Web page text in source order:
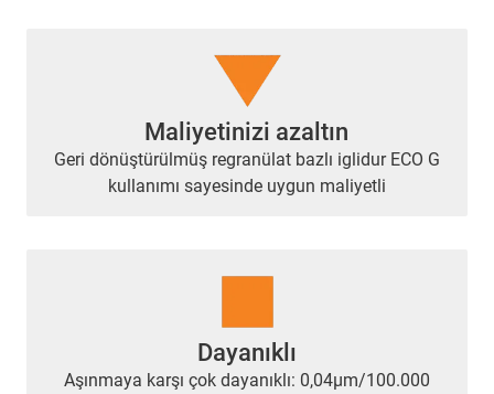
Maliyetinizi azaltın
Geri dönüştürülmüş regranülat bazlı iglidur ECO G
kullanımı sayesinde uygun maliyetli
Dayanıklı
Aşınmaya karşı çok dayanıklı: 0,04µm/100.000